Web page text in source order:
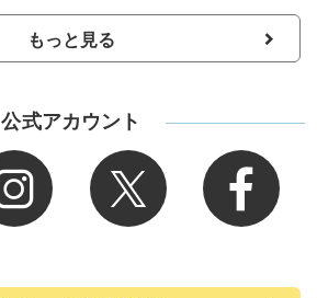
もっと見る
公式アカウント